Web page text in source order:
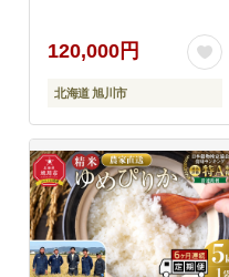
と納税 北海道ふるさと
納税 旭川市 北海道 】
_05550
120,000円
北海道 旭川市